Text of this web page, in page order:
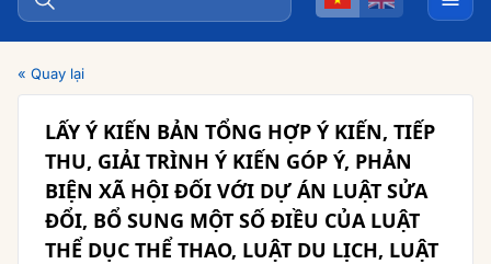
« Quay lại
LẤY Ý KIẾN BẢN TỔNG HỢP Ý KIẾN, TIẾP
THU, GIẢI TRÌNH Ý KIẾN GÓP Ý, PHẢN
BIỆN XÃ HỘI ĐỐI VỚI DỰ ÁN LUẬT SỬA
ĐỔI, BỔ SUNG MỘT SỐ ĐIỀU CỦA LUẬT
THỂ DỤC THỂ THAO, LUẬT DU LỊCH, LUẬT